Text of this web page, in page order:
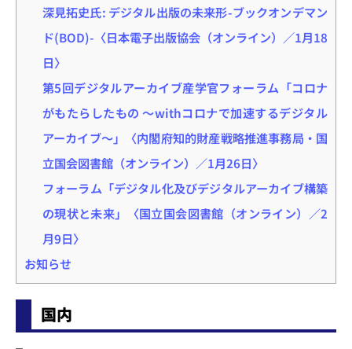
深見拓史氏: デジタル出版の未来形-ブックオンデマン
ド(BOD)-〈日本電子出版協会（オンライン）／1月18
日〉
第5回デジタルアーカイブ産学官フォーラム「コロナ
がもたらしたもの ～withコロナで加速するデジタル
アーカイブ～」〈内閣府知的財産戦略推進事務局・国
立国会図書館（オンライン）／1月26日〉
フォーラム「デジタル化及びデジタルアーカイブ構築
の現状と未来」〈国立国会図書館（オンライン）／2
月9日〉
お知らせ
国内